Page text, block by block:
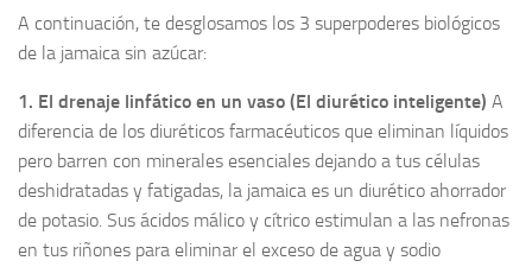
A continuación, te desglosamos los 3 superpoderes biológicos
de la jamaica sin azúcar:
1. El drenaje linfático en un vaso (El diurético inteligente) A
diferencia de los diuréticos farmacéuticos que eliminan líquidos
pero barren con minerales esenciales dejando a tus células
deshidratadas y fatigadas, la jamaica es un diurético ahorrador
de potasio. Sus ácidos málico y cítrico estimulan a las nefronas
en tus riñones para eliminar el exceso de agua y sodio